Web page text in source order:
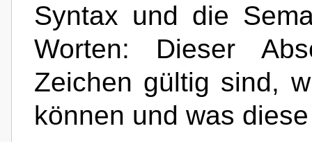
Syntax und die
Worten: Dieser
Zeichen gültig sind,
können und was